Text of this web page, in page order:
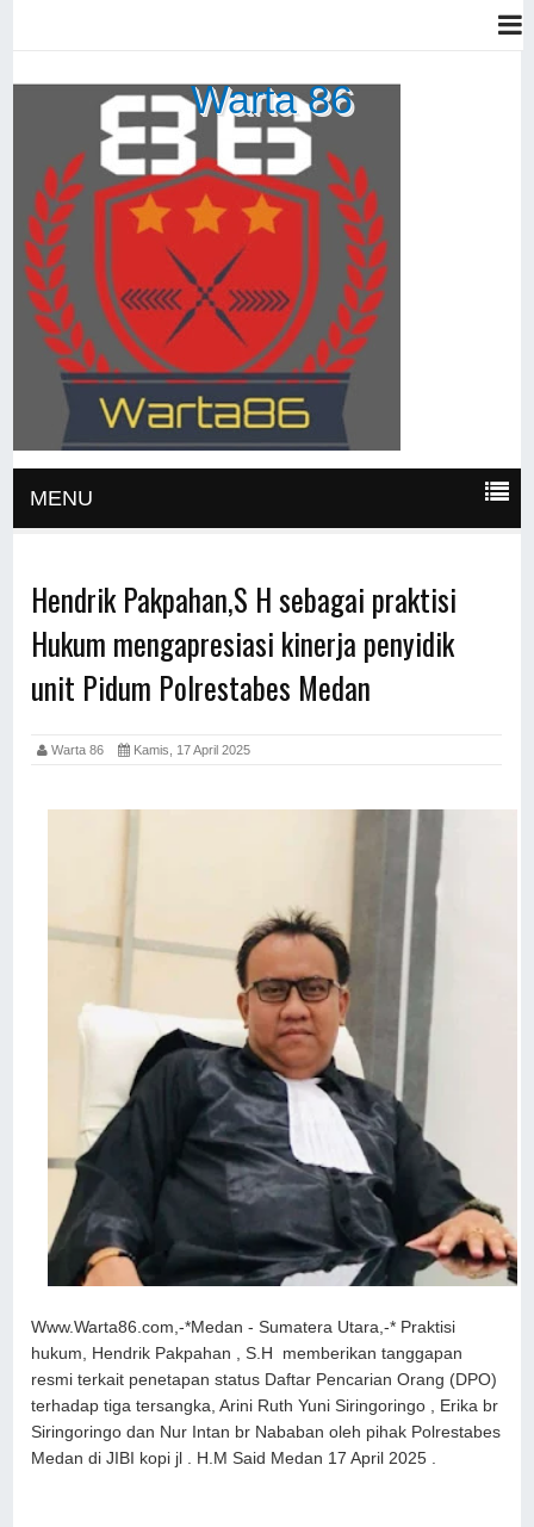
Warta 86
MENU
Hendrik Pakpahan,S H sebagai praktisi
Hukum mengapresiasi kinerja penyidik
unit Pidum Polrestabes Medan
Warta 86 Kamis, 17 April 2025
Www.Warta86.com,-*Medan - Sumatera Utara,-* Praktisi
hukum, Hendrik Pakpahan , S.H memberikan tanggapan
resmi terkait penetapan status Daftar Pencarian Orang (DPO)
terhadap tiga tersangka, Arini Ruth Yuni Siringoringo , Erika br
Siringoringo dan Nur Intan br Nababan oleh pihak Polrestabes
Medan di JIBI kopi jl . H.M Said Medan 17 April 2025 .